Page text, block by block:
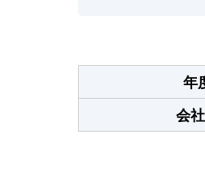
年
会